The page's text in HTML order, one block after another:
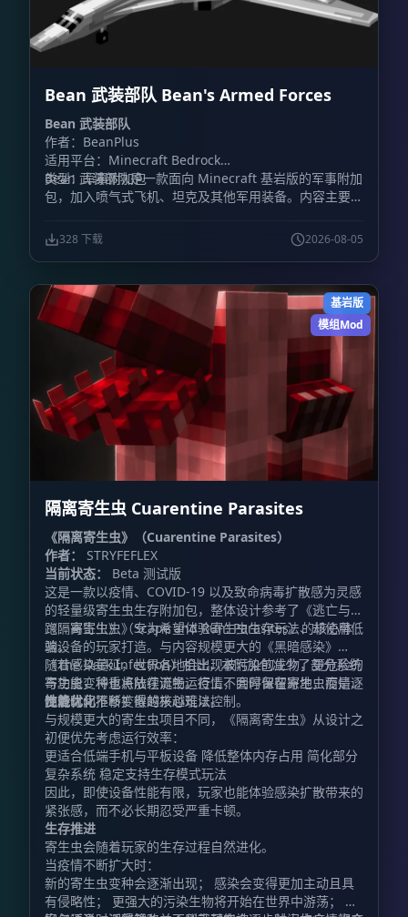
Bean 武装部队 Bean's Armed Forces
Bean 武装部队
作者：BeanPlus
适用平台：Minecraft Bedrock
类型：军事附加包
Bean 武装部队是一款面向 Minecraft 基岩版的军事附加
包，加入喷气式飞机、坦克及其他军用装备。内容主要围
炮、防毒面具、枪械等地面装备。
328 下载 2026-08-05
基岩版
模组Mod
隔离寄生虫 Cuarentine Parasites
《隔离寄生虫》（Cuarentine Parasites）
作者：
STRYFEFLEX
当前状态：
Beta 测试版
这是一款以疫情、COVID-19 以及致命病毒扩散感为灵感
的轻量级寄生虫生存附加包，整体设计参考了《逃亡与奔
跑：寄生虫》（Scape and Run: Parasites）的核心体
验。
《隔离寄生虫》专为希望体验寄生虫生存玩法、却使用低
端设备的玩家打造。与内容规模更大的《黑暗感染》
（The Dark Infection）相比，本附加包减少了部分系统
与功能，将重点放在流畅运行上，同时保留寄生虫疫情逐
步进化、不断扩散的核心玩法。
随着感染蔓延，世界各地会出现被污染的生物，更危险的
寄生虫变种也将陆续诞生。疫情不会停留在原地，而是会
随着时间推移变得越来越难以控制。
性能优化
与规模更大的寄生虫项目不同，《隔离寄生虫》从设计之
初便优先考虑运行效率：
更适合低端手机与平板设备 降低整体内存占用 简化部分
复杂系统 稳定支持生存模式玩法
因此，即使设备性能有限，玩家也能体验感染扩散带来的
紧张感，而不必长期忍受严重卡顿。
生存推进
寄生虫会随着玩家的生存过程自然进化。
当疫情不断扩大时：
新的寄生虫变种会逐渐出现； 感染会变得更加主动且具
有侵略性； 更强大的污染生物将开始在世界中游荡； 玩